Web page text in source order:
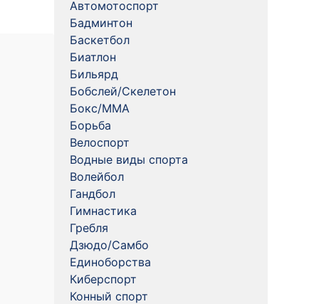
Автомотоспорт
Бадминтон
Баскетбол
Биатлон
Бильярд
Бобслей/Скелетон
Бокс/MMA
Борьба
Велоспорт
Водные виды спорта
Волейбол
Гандбол
Гимнастика
Гребля
Дзюдо/Самбо
Единоборства
Киберспорт
Конный спорт